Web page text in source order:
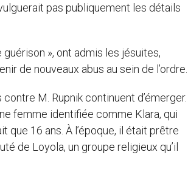
pas publiquement les détails
», ont admis les jésuites,
de nouveaux abus au sein de l’ordre.
M. Rupnik continuent d’émerger.
femme identifiée comme Klara, qui
que 16 ans. À l’époque, il était prêtre
de Loyola, un groupe religieux qu’il